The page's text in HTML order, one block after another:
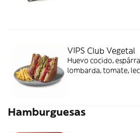
VIPS Club Vegetal
Huevo cocido,
lombarda, tomate,
Hamburguesas